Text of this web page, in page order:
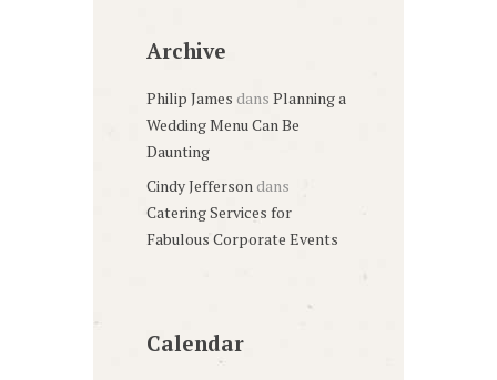
Archive
Philip James dans Planning a
Wedding Menu Can Be
Daunting
Cindy Jefferson dans
Catering Services for
Fabulous Corporate Events
Calendar